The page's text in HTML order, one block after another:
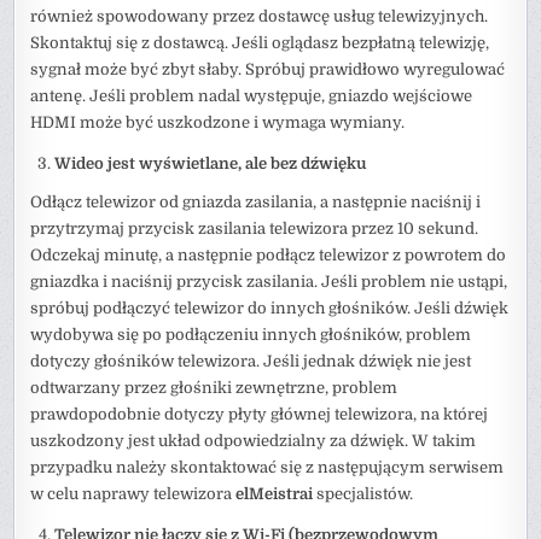
również spowodowany przez dostawcę usług telewizyjnych.
Skontaktuj się z dostawcą. Jeśli oglądasz bezpłatną telewizję,
sygnał może być zbyt słaby. Spróbuj prawidłowo wyregulować
antenę. Jeśli problem nadal występuje, gniazdo wejściowe
HDMI może być uszkodzone i wymaga wymiany.
Wideo jest wyświetlane, ale bez dźwięku
Odłącz telewizor od gniazda zasilania, a następnie naciśnij i
przytrzymaj przycisk zasilania telewizora przez 10 sekund.
Odczekaj minutę, a następnie podłącz telewizor z powrotem do
gniazdka i naciśnij przycisk zasilania. Jeśli problem nie ustąpi,
spróbuj podłączyć telewizor do innych głośników. Jeśli dźwięk
wydobywa się po podłączeniu innych głośników, problem
dotyczy głośników telewizora. Jeśli jednak dźwięk nie jest
odtwarzany przez głośniki zewnętrzne, problem
prawdopodobnie dotyczy płyty głównej telewizora, na której
uszkodzony jest układ odpowiedzialny za dźwięk. W takim
przypadku należy skontaktować się z następującym serwisem
w celu naprawy telewizoraelMeistrai specjalistów.
Telewizor nie łączy się z Wi-Fi (bezprzewodowym